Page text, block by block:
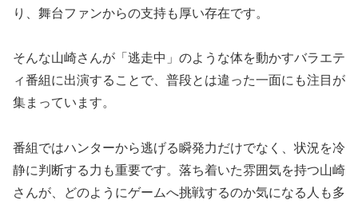
り、舞台ファンからの支持も厚い存在です。
そんな山崎さんが「逃走中」のような体を動かすバラエテ
ィ番組に出演することで、普段とは違った一面にも注目が
集まっています。
番組ではハンターから逃げる瞬発力だけでなく、状況を冷
静に判断する力も重要です。落ち着いた雰囲気を持つ山崎
さんが、どのようにゲームへ挑戦するのか気になる人も多